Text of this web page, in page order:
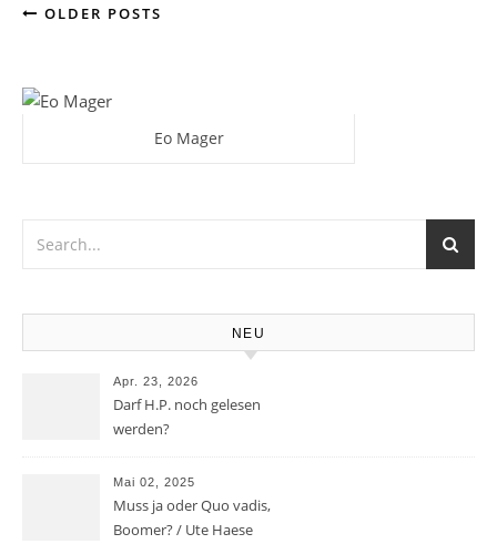
OLDER POSTS
Eo Mager
NEU
Apr. 23, 2026
Darf H.P. noch gelesen
werden?
Mai 02, 2025
Muss ja oder Quo vadis,
Boomer? / Ute Haese